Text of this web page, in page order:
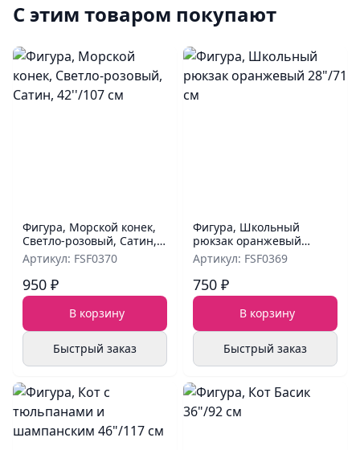
С этим товаром покупают
Фигура, Морской конек,
Светло-розовый, Сатин,
42''/107 см
Артикул: FSF0370
950 ₽
В корзину
Быстрый заказ
Фигура, Школьный
рюкзак оранжевый
28"/71 см
Артикул: FSF0369
750 ₽
В корзину
Быстрый заказ